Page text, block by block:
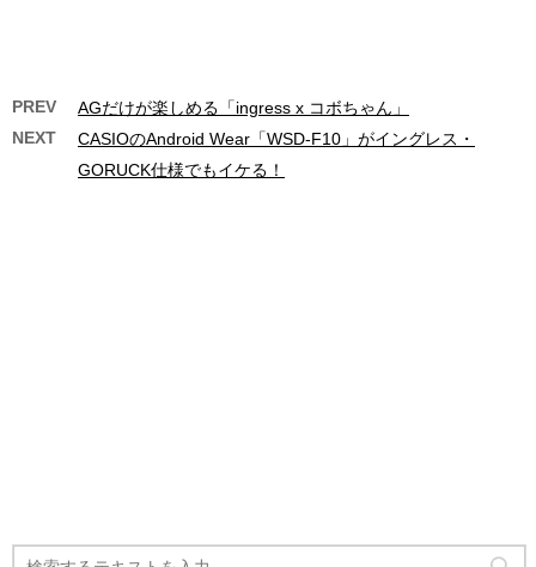
PREV
AGだけが楽しめる「ingress x コボちゃん」
NEXT
CASIOのAndroid Wear「WSD-F10」がイングレス・
GORUCK仕様でもイケる！